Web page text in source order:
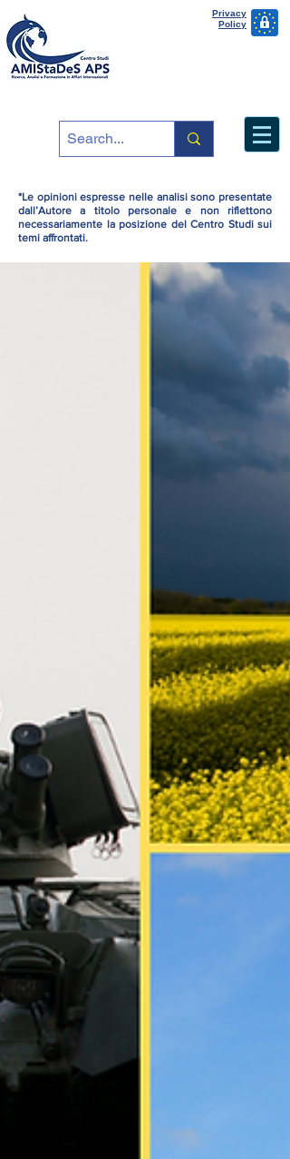
Privacy
Policy
*Le opinioni espresse nelle analisi sono presentate
dall’Autore a titolo personale e non riflettono
necessariamente la posizione del Centro Studi sui
temi affrontati.